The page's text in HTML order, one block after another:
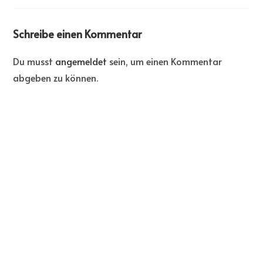
Schreibe einen Kommentar
Du musst angemeldet sein, um einen Kommentar
abgeben zu können.